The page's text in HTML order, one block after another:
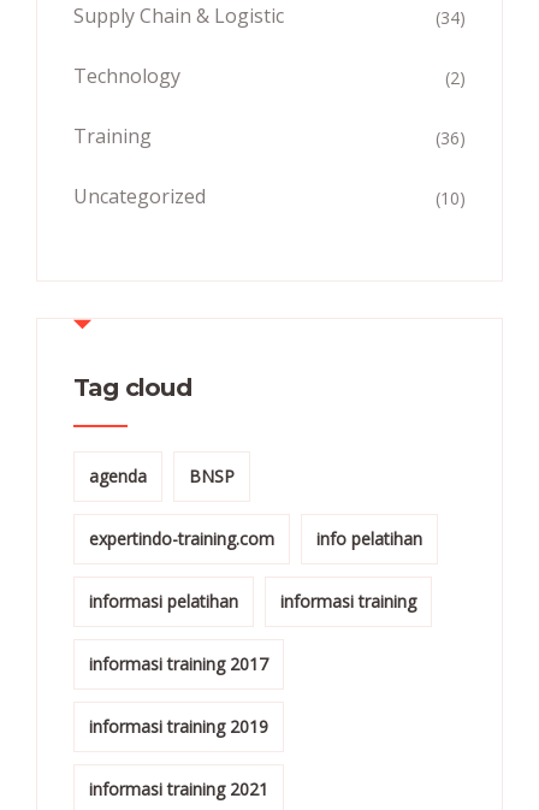
Supply Chain & Logistic (34)
Technology (2)
Training (36)
Uncategorized (10)
Tag cloud
agenda BNSP
expertindo-training.com info pelatihan
informasi pelatihan informasi training
informasi training 2017
informasi training 2019
informasi training 2021